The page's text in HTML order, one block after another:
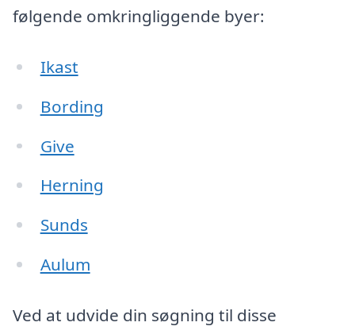
følgende omkringliggende byer:
Ikast
Bording
Give
Herning
Sunds
Aulum
Ved at udvide din søgning til disse